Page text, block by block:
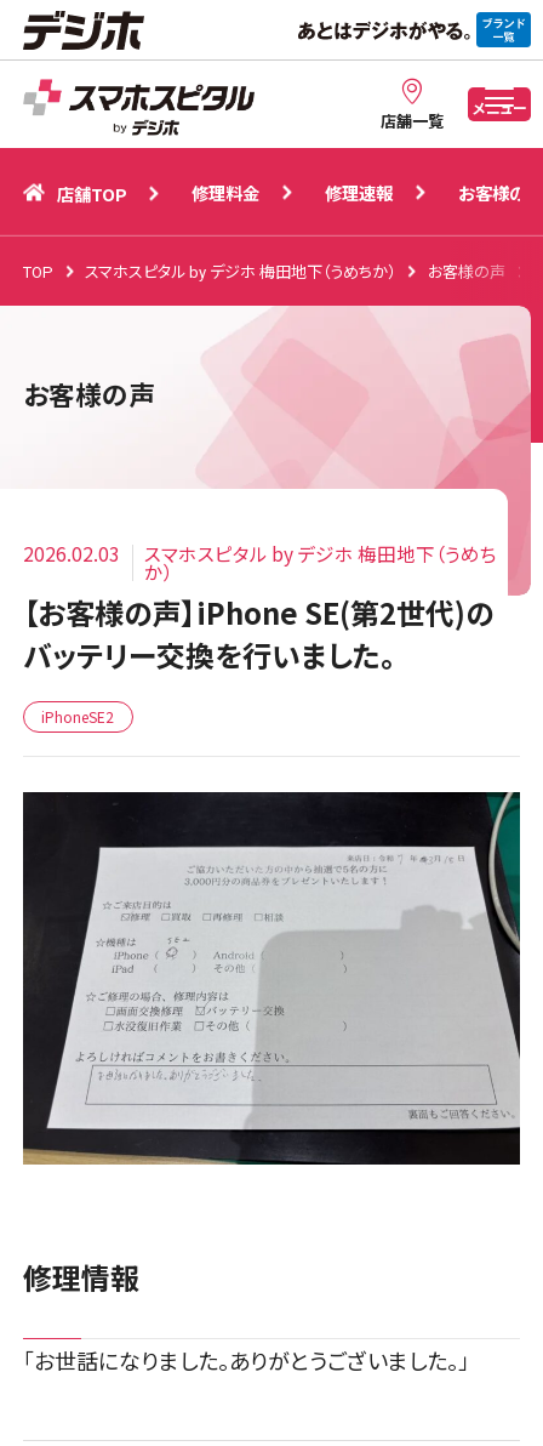
店舗一覧
メニュー
店舗TOP 修理速報 お客様の声
店舗TOP 修理料金 修理速報 お客様の声
TOP スマホスピタル by デジホ 梅田地下（うめちか） お客様の声
お客様の声
2026.02.03 スマホスピタル by デジホ 梅田地下（うめち
か）
【お客様の声】iPhone SE(第2世代)の
バッテリー交換を行いました。
iPhoneSE2
修理情報
「お世話になりました。ありがとうございました。」